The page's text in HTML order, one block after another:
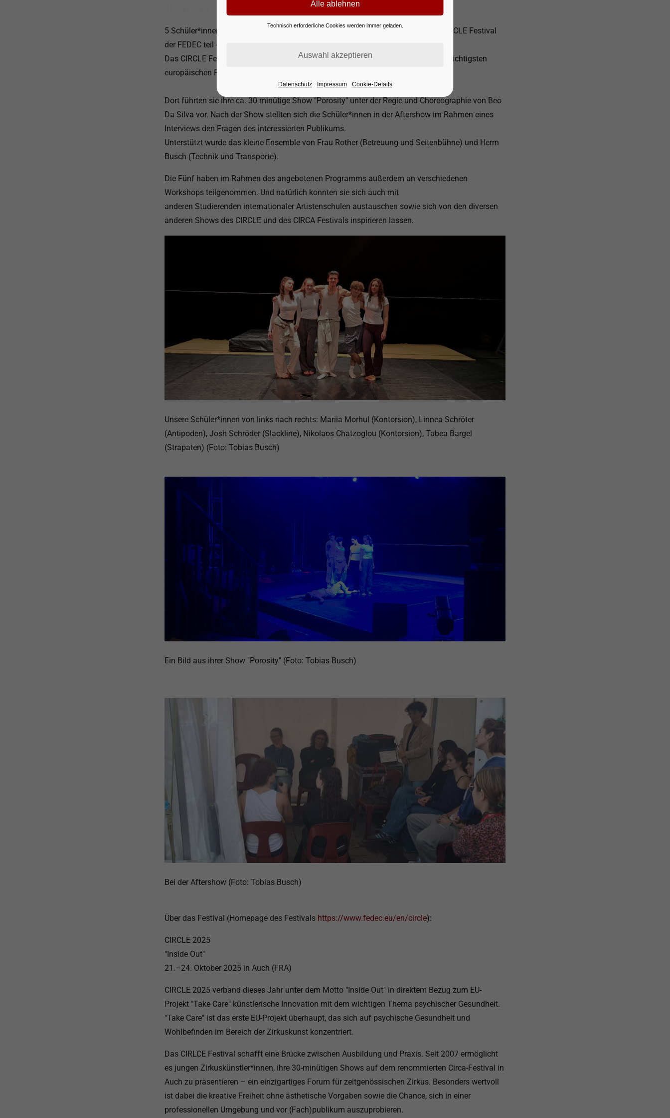
5 Schüler*innen der 13. Klasse Artistik nahmen vom 21. - 24. Oktober 2025 am CIRCLE Festival
der FEDEC teil - ein Festival für Artistikschulen aus der ganzen Welt.
Das CIRCLE Festival ist Bestandteil des CIRCA Festivals - einem der größten und wichtigsten
europäischen Festivals für zeitgenössischen Zirkus.
Dort führten sie ihre ca. 30 minütige Show "Porosity" unter der Regie und Choreographie von Beo
Da Silva vor. Nach der Show stellten sich die Schüler*innen in der Aftershow im Rahmen eines
Interviews den Fragen des interessierten Publikums.
Unterstützt wurde das kleine Ensemble von Frau Rother (Betreuung und Seitenbühne) und Herrn
Busch (Technik und Transporte).
Die Fünf haben im Rahmen des angebotenen Programms außerdem an verschiedenen
Workshops teilgenommen. Und natürlich konnten sie sich auch mit
anderen Studierenden internationaler Artistenschulen austauschen sowie sich von den diversen
anderen Shows des CIRCLE und des CIRCA Festivals inspirieren lassen.
Unsere Schüler*innen von links nach rechts: Mariia Morhul (Kontorsion), Linnea Schröter
(Antipoden), Josh Schröder (Slackline), Nikolaos Chatzoglou (Kontorsion), Tabea Bargel
(Strapaten) (Foto: Tobias Busch)
Ein Bild aus ihrer Show "Porosity" (Foto: Tobias Busch)
Bei der Aftershow (Foto: Tobias Busch)
Über das Festival (Homepage des Festivals https://www.fedec.eu/en/circle):
CIRCLE 2025
"Inside Out"
21.–24. Oktober 2025 in Auch (FRA)
CIRCLE 2025 verband dieses Jahr unter dem Motto "Inside Out" in direktem Bezug zum EU-
Projekt "Take Care" künstlerische Innovation mit dem wichtigen Thema psychischer Gesundheit.
"Take Care" ist das erste EU-Projekt überhaupt, das sich auf psychische Gesundheit und
Wohlbefinden im Bereich der Zirkuskunst konzentriert.
Das CIRLCE Festival schafft eine Brücke zwischen Ausbildung und Praxis. Seit 2007 ermöglicht
es jungen Zirkuskünstler*innen, ihre 30-minütigen Shows auf dem renommierten Circa-Festival in
Auch zu präsentieren – ein einzigartiges Forum für zeitgenössischen Zirkus. Besonders wertvoll
ist dabei die kreative Freiheit ohne ästhetische Vorgaben sowie die Chance, sich in einer
professionellen Umgebung und vor (Fach)publikum auszuprobieren.
Technisch erforderliche Cookies werden immer geladen.
Datenschutz Impressum Cookie-Details